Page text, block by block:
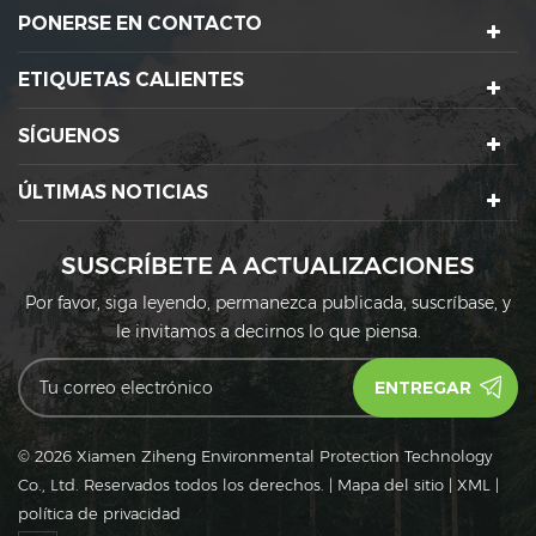
(PLA) es un nuevo
tipo de material
biodegradable y
con el medio
materias primas de
propuestas por
recursos renovables de
(tal como maíz).
la planta (tal como maíz).
un
PONERSE EN CONTACTO
ETIQUETAS CALIENTES
SÍGUENOS
ÚLTIMAS NOTICIAS
SUSCRÍBETE A ACTUALIZACIONES
Por favor, siga leyendo, permanezca publicada, suscríbase, y
le invitamos a decirnos lo que piensa.
© 2026 Xiamen Ziheng Environmental Protection Technology
Co., Ltd. Reservados todos los derechos. | Mapa del sitio | XML |
política de privacidad